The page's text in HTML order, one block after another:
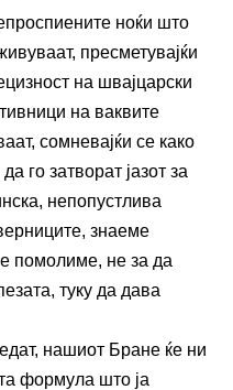
ноќи што
пресметувајќи
на швајцарски
на ваквите
сомневајќи се како
го затворат јазот за
непопустлива
знаеме
помолиме, не за да
туку да дава
нашиот Бране ќе ни
формула што ја